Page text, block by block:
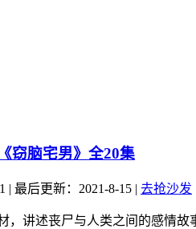
窃脑宅男》全20集
| 最后更新：2021-8-15 | 去抢沙发
，讲述丧尸与人类之间的感情故